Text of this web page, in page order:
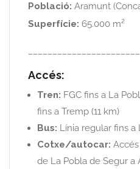
Població: Aramunt
Superfície: 65.000 m²
Accés:
Tren: FGC fins a La
fins a Tremp (11 km)
Bus: Línia regular fins a
Cotxe/autocar:
de La Pobla de Segur a